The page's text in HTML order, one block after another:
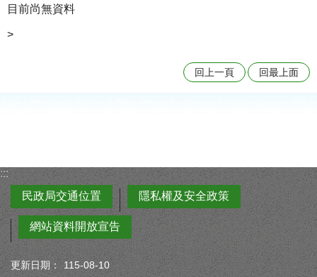
目前尚無資料
>
回上一頁 回最上面
:::
民政局交通位置
隱私權及安全政策
網站資料開放宣告
更新日期： 115-08-10